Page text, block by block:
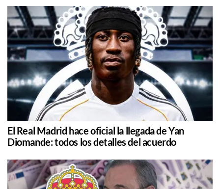
El Real Madrid hace oficial la llegada de Yan
Diomande: todos los detalles del acuerdo